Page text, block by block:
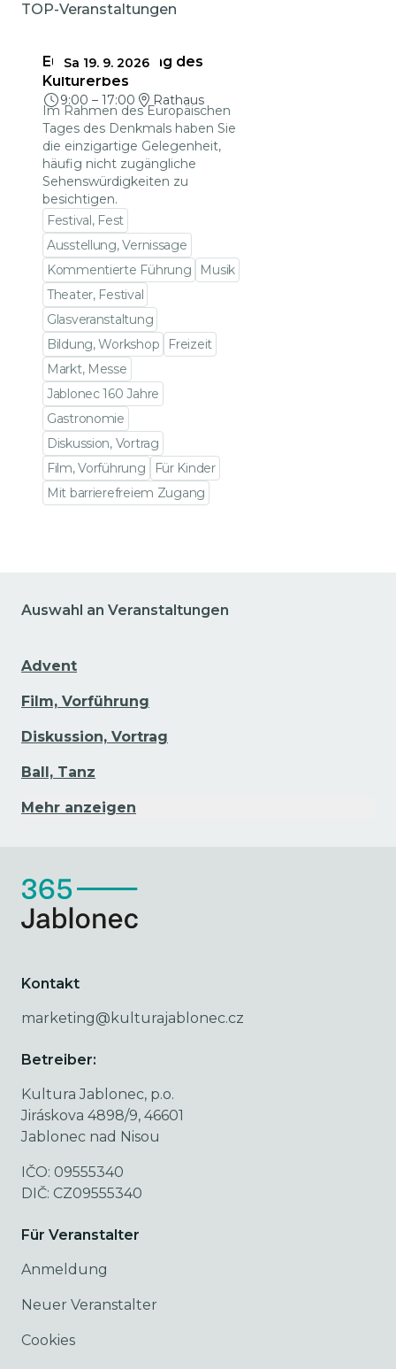
TOP-Veranstaltungen
Sa 19. 9. 2026
Europäischer Tag des
Kulturerbes
9:00 – 17:00 Rathaus
Im Rahmen des Europäischen
Tages des Denkmals haben Sie
die einzigartige Gelegenheit,
häufig nicht zugängliche
Sehenswürdigkeiten zu
besichtigen.
Festival, Fest
Ausstellung, Vernissage
Kommentierte Führung
Musik
Theater, Festival
Glasveranstaltung
Bildung, Workshop
Freizeit
Markt, Messe
Jablonec 160 Jahre
Gastronomie
Diskussion, Vortrag
Film, Vorführung
Für Kinder
Mit barrierefreiem Zugang
Auswahl an Veranstaltungen
Advent
Film, Vorführung
Diskussion, Vortrag
Ball, Tanz
Mehr anzeigen
Kontakt
marketing@kulturajablonec.cz
Betreiber:
Kultura Jablonec, p.o.
Jiráskova 4898/9, 46601
Jablonec nad Nisou
IČO: 09555340
DIČ: CZ09555340
Für Veranstalter
Anmeldung
Neuer Veranstalter
Cookies